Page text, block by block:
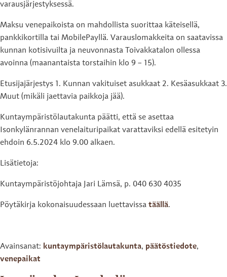
varausjärjestyksessä.
Maksu venepaikoista on mahdollista suorittaa käteisellä,
pankkikortilla tai MobilePayllä. Varauslomakkeita on saatavissa
kunnan kotisivuilta ja neuvonnasta Toivakkatalon ollessa
avoinna (maanantaista torstaihin klo 9 – 15).
Etusijajärjestys 1. Kunnan vakituiset asukkaat 2. Kesäasukkaat 3.
Muut (mikäli jaettavia paikkoja jää).
Kuntaympäristölautakunta päätti, että se asettaa
Isonkylänrannan venelaituripaikat varattaviksi edellä esitetyin
ehdoin 6.5.2024 klo 9.00 alkaen.
Lisätietoja:
Kuntaympäristöjohtaja Jari Lämsä, p. 040 630 4035
Pöytäkirja kokonaisuudessaan luettavissa täällä.
Avainsanat: kuntaympäristölautakunta, päätöstiedote,
venepaikat